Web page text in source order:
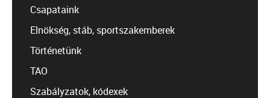
Csapataink
Elnökség, stáb, sportszakemberek
Történetünk
TAO
Szabályzatok, kódexek